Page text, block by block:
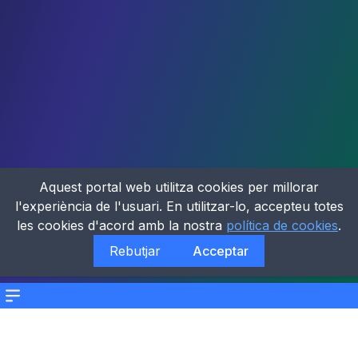
Menu
Aquest portal web utilitza cookies per millorar
l'experiència de l'usuari. En utilitzar-lo, accepteu totes
les cookies d'acord amb la nostra política de cookies.
Rebutjar
Acceptar